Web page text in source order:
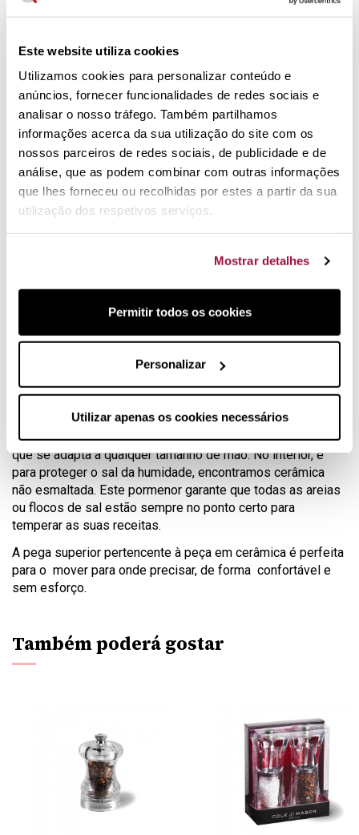
Este website utiliza cookies
Utilizamos cookies para personalizar conteúdo e
anúncios, fornecer funcionalidades de redes sociais e
analisar o nosso tráfego. Também partilhamos
informações acerca da sua utilização do site com os
nossos parceiros de redes sociais, de publicidade e de
análise, que as podem combinar com outras informações
que lhes forneceu ou recolhidas por estes a partir da sua
utilização dos respetivos serviços.
Mostrar detalhes
Permitir todos os cookies
Personalizar
Utilizar apenas os cookies necessários
compra
Escolha a sua mensalidade
Capacidade: 250 gramas
Medidas: 11,5 x 16 x 14,7 cm
Fabricado em cerâmica esmaltada
Modelo Strethall
Interior não esmaltado para evitar a humidade
Design elegante, clássico e
eficiente na bancada da sua
A nova gama de acessórios de cozinha Cole & Mason
transpira design e qualidade em cada pormenor. São
produtos concebidos e estudados para tornar tudo fácil e
bonito na sua cozinha. Este saleiro tem uma boca generosa
que se adapta a qualquer tamanho de mão. No interior, e
para proteger o sal da humidade, encontramos cerâmica
não esmaltada. Este pormenor garante que todas as areias
ou flocos de sal estão sempre no ponto certo para
temperar as suas receitas.
A pega superior pertencente à peça em cerâmica é perfeita
para o mover para onde precisar, de forma confortável e
sem esforço.
Também poderá gostar